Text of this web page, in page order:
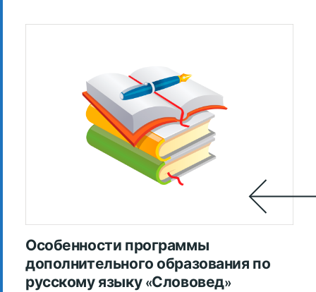
Особенности программы
дополнительного образования по
русскому языку «Слововед»